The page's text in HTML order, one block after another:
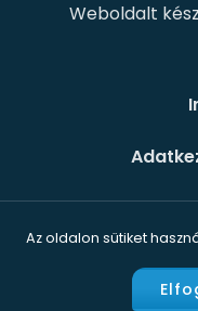
Az oldalon sütiket
Weboldalt